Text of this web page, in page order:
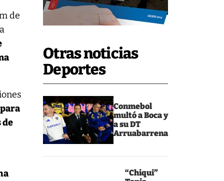
Otras noticias
Deportes
Conmebol
multó a Boca y
a su DT
Arruabarrena
“Chiqui”
de
de